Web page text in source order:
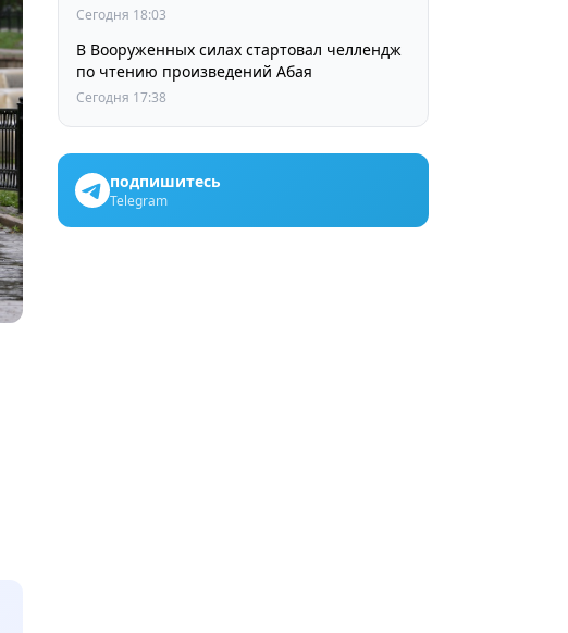
Сегодня 18:03
В Вооруженных силах стартовал челлендж
по чтению произведений Абая
Сегодня 17:38
подпишитесь
Telegram